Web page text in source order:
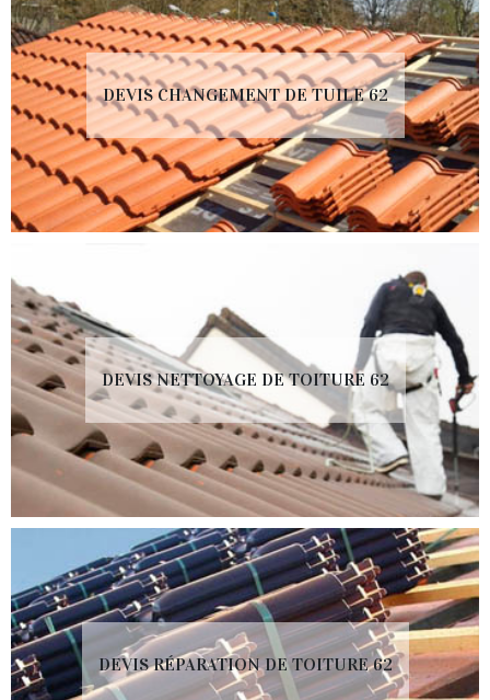
DEVIS CHANGEMENT DE TUILE 62
DEVIS NETTOYAGE DE TOITURE 62
DEVIS RÉPARATION DE TOITURE 62